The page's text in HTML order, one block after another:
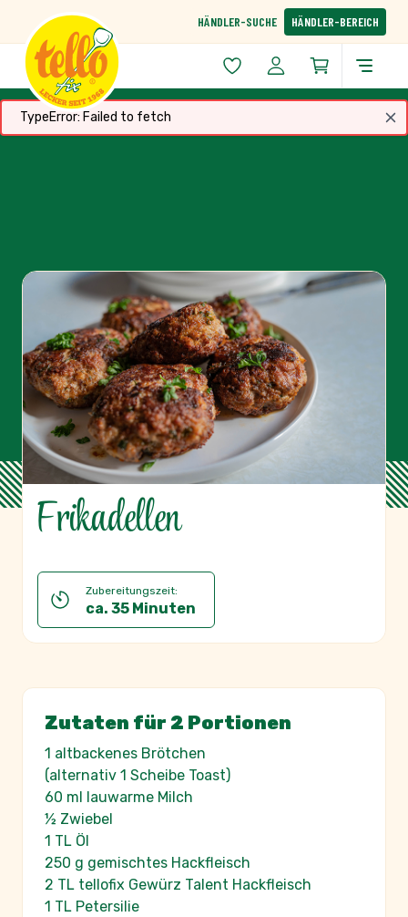
HÄNDLER-SUCHE HÄNDLER-BEREICH
TypeError: Failed to fetch
Frikadellen
Zubereitungszeit:
ca. 35 Minuten
Zutaten für 2 Portionen
1 altbackenes Brötchen
(alternativ 1 Scheibe Toast)
60 ml lauwarme Milch
½ Zwiebel
1 TL Öl
250 g gemischtes Hackfleisch
2 TL tellofix Gewürz Talent Hackfleisch
1 TL Petersilie